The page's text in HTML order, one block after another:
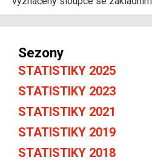
Sezony
STATISTIKY 2025
STATISTIKY 2023
STATISTIKY 2021
STATISTIKY 2019
STATISTIKY 2018